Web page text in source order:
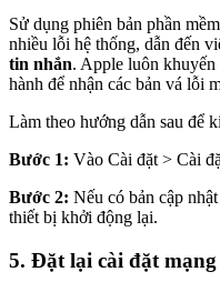
Sử dụng phiên bản phần
nhiều lỗi hệ thống, dẫn đến
tin nhắn. Apple luôn khuyến
hành để nhận các bản vá lỗi
Làm theo hướng dẫn sau để
Bước 1: Vào Cài đặt > Cài
Bước 2: Nếu có bản cập
thiết bị khởi động lại.
5. Đặt lại cài đặt mạng